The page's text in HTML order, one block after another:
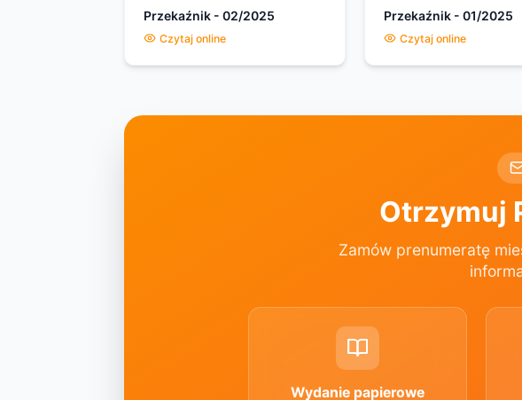
Przekaźnik - 02/2025
Czytaj online
Przekaźnik -01/2025
Czytaj online
Otrzymuj
Zamów prenumeratę
Wydanie papierowe